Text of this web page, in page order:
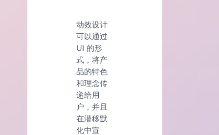
动效设计
可以通过
UI 的形
式，将产
品的特色
和理念传
递给用
户，并且
在潜移默
化中宣